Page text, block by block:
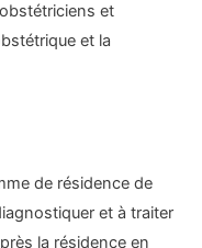
et
et la
de résidence de
et à traiter
la résidence en